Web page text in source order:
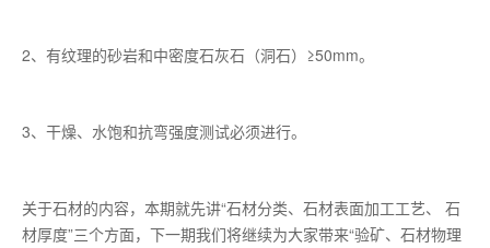
2、有纹理的砂岩和中密度石灰石（洞石）≥50mm。
3、干燥、水饱和抗弯强度测试必须进行。
关于石材的内容，本期就先讲“石材分类、石材表面加工工艺、 石
材厚度”三个方面，下一期我们将继续为大家带来“验矿、石材物理